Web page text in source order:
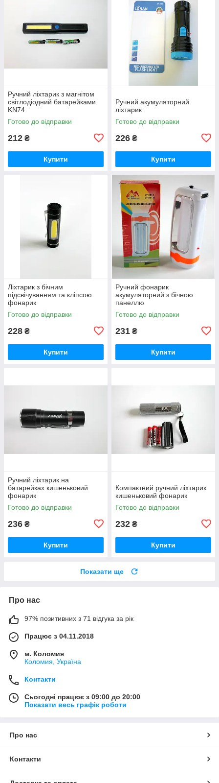
Ручний ліхтарик з магнітом
світлодіодний батарейками
KN74
Готово до відправки
212 ₴
Купити
Ручний акумуляторний
ліхтарик
Готово до відправки
226 ₴
Купити
Ліхтарик з бічним
підсвічуванням та кліпсою
фонарик
Готово до відправки
228 ₴
Купити
Ручний фонарик
акумуляторний з бічною
панеллю
Готово до відправки
231 ₴
Купити
Ручний ліхтарик на
батарейках кишеньковий
фонарик
Готово до відправки
236 ₴
Купити
Компактний ручний ліхтарик
кишеньковий фонарик
Готово до відправки
232 ₴
Купити
Показати ще
Про нас
97% позитивних з 71 відгука за рік
Працює з 04.11.2018
м. Коломия
Коломия, Україна
Контакти
Сьогодні працює з 09:00 до 20:00
Показати весь графік роботи
Про нас
Контакти